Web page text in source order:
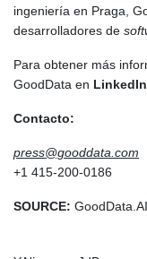
ingeniería en Praga,
desarrolladores de
Para obtener más
GoodData en LinkedIn
Contacto:
press@gooddata.com
+1 415-200-0186
SOURCE: GoodData.AI